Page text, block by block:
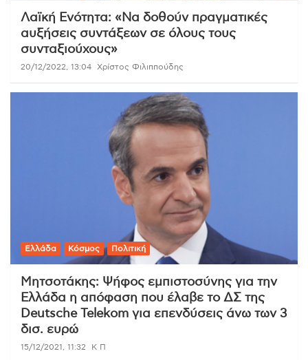
Λαϊκή Ενότητα: «Να δοθούν πραγματικές
αυξήσεις συντάξεων σε όλους τους
συνταξιούχους»
20/12/2022, 13:04 Χρίστος Φιλιππούδης
Ελλάδα Κόσμος Πολιτική
Μητσοτάκης: Ψήφος εμπιστοσύνης για την
Ελλάδα η απόφαση που έλαβε το ΔΣ της
Deutsche Telekom για επενδύσεις άνω των 3
δισ. ευρώ
15/12/2021, 11:32 Κ Π